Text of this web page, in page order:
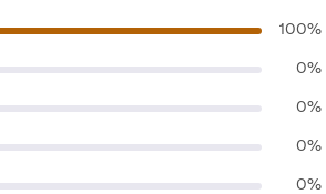
100%
0%
0%
0%
0%